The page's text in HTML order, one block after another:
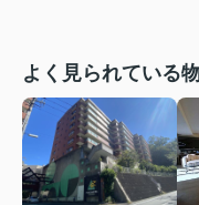
よく見られている